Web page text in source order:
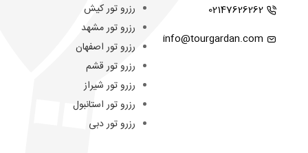
02147626262
info@tourgardan.com
رزرو تور کیش
رزرو تور مشهد
رزرو تور اصفهان
رزرو تور قشم
رزرو تور شیراز
رزرو تور استانبول
رزرو تور دبی